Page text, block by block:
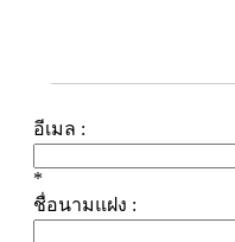
อีเมล :
*
ชื่อนามแฝง :